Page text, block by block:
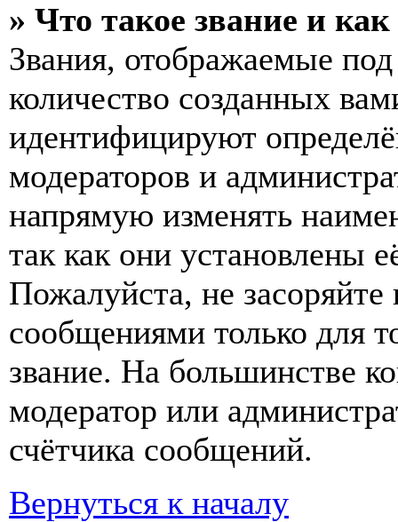
» Что такое звание и
Звания, отображаемые
количество созданных
идентифицируют
модераторов и
напрямую изменять
так как они установлены
Пожалуйста, не
сообщениями только для
звание. На большинстве
модератор или
счётчика сообщений.
Вернуться к началу